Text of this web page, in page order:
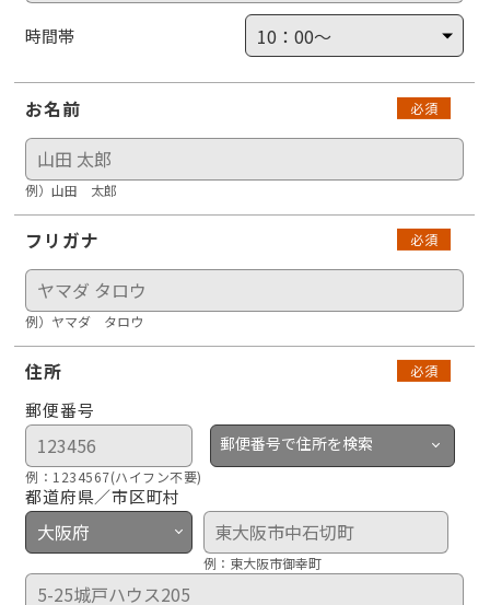
時間帯
お名前 必須
例）山田 太郎
フリガナ 必須
例）ヤマダ タロウ
住所 必須
郵便番号
郵便番号で住所を検索
例：1234567(ハイフン不要)
都道府県／市区町村
例：東大阪市御幸町